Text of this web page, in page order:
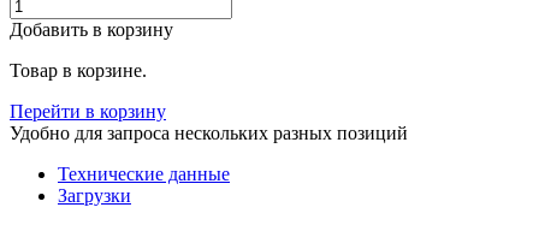
Добавить в корзину
Товар в корзине.
Перейти в корзину
Удобно для запроса нескольких разных позиций
Технические данные
Загрузки